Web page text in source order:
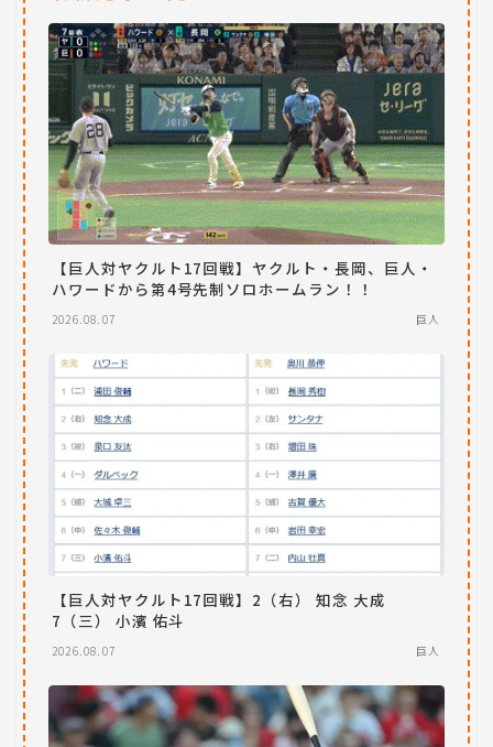
【巨人対ヤクルト17回戦】ヤクルト・長岡、巨人・
ハワードから第4号先制ソロホームラン！！
2026.08.07 巨人
【巨人対ヤクルト17回戦】2（右） 知念 大成
7（三） 小濱 佑斗
2026.08.07 巨人